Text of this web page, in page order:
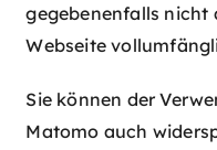
gegebenenfalls nicht
Webseite
Sie können der
Matomo auch